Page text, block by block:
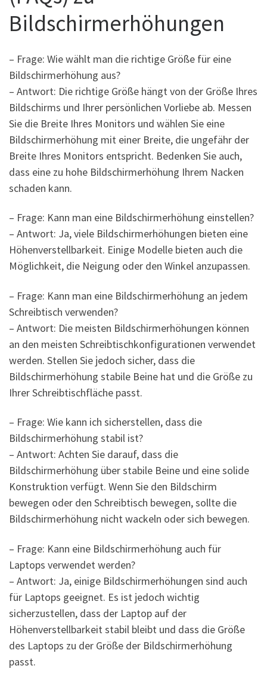
Bildschirmerhöhungen
– Frage: Wie wählt man die richtige Größe für eine
Bildschirmerhöhung aus?
– Antwort: Die richtige Größe hängt von der Größe Ihres
Bildschirms und Ihrer persönlichen Vorliebe ab. Messen
Sie die Breite Ihres Monitors und wählen Sie eine
Bildschirmerhöhung mit einer Breite, die ungefähr der
Breite Ihres Monitors entspricht. Bedenken Sie auch,
dass eine zu hohe Bildschirmerhöhung Ihrem Nacken
schaden kann.
– Frage: Kann man eine Bildschirmerhöhung einstellen?
– Antwort: Ja, viele Bildschirmerhöhungen bieten eine
Höhenverstellbarkeit. Einige Modelle bieten auch die
Möglichkeit, die Neigung oder den Winkel anzupassen.
– Frage: Kann man eine Bildschirmerhöhung an jedem
Schreibtisch verwenden?
– Antwort: Die meisten Bildschirmerhöhungen können
an den meisten Schreibtischkonfigurationen verwendet
werden. Stellen Sie jedoch sicher, dass die
Bildschirmerhöhung stabile Beine hat und die Größe zu
Ihrer Schreibtischfläche passt.
– Frage: Wie kann ich sicherstellen, dass die
Bildschirmerhöhung stabil ist?
– Antwort: Achten Sie darauf, dass die
Bildschirmerhöhung über stabile Beine und eine solide
Konstruktion verfügt. Wenn Sie den Bildschirm
bewegen oder den Schreibtisch bewegen, sollte die
Bildschirmerhöhung nicht wackeln oder sich bewegen.
– Frage: Kann eine Bildschirmerhöhung auch für
Laptops verwendet werden?
– Antwort: Ja, einige Bildschirmerhöhungen sind auch
für Laptops geeignet. Es ist jedoch wichtig
sicherzustellen, dass der Laptop auf der
Höhenverstellbarkeit stabil bleibt und dass die Größe
des Laptops zu der Größe der Bildschirmerhöhung
passt.